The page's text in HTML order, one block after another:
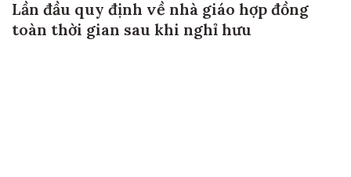
Lần đầu quy định về nhà giáo hợp đồng
toàn thời gian sau khi nghỉ hưu